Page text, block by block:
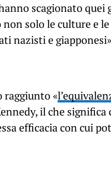
scagionato
solo le culture e
nazisti e
raggiunto «
il che significa
efficacia con cui